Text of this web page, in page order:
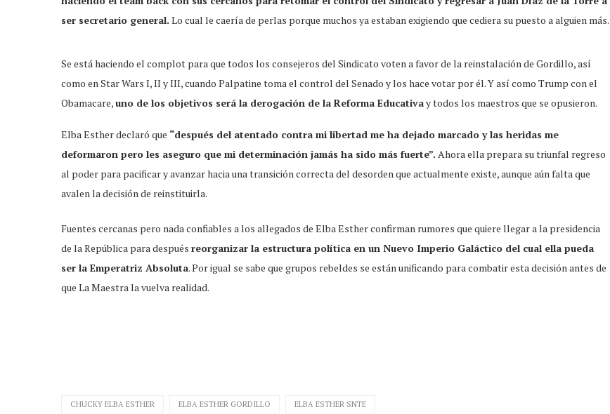
ser secretario general. Lo cual le caería de perlas porque muchos ya estaban exigiendo que cediera su puesto a alguien más.
Se está haciendo el complot para que todos los consejeros del Sindicato voten a favor de la reinstalación de Gordillo, así
como en Star Wars I, II y III, cuando Palpatine toma el control del Senado y los hace votar por él. Y así como Trump con el
Obamacare,uno de los objetivos será la derogación de la Reforma Educativay todos los maestros que se opusieron.
Elba Esther declaró que “después del atentado contra mi libertad me ha dejado marcado y las heridas me
deformaron pero les aseguro que mi determinación jamás ha sido más fuerte”. Ahora ella prepara su triunfal regreso
al poder para pacificar y avanzar hacia una transición correcta del desorden que actualmente existe, aunque aún falta que
avalen la decisión de reinstituirla.
Fuentes cercanas pero nada confiables a los allegados de Elba Esther confirman rumores que quiere llegar a la presidencia
de la República para después reorganizar la estructura política en un Nuevo Imperio Galáctico del cual ella pueda
ser la Emperatriz Absoluta. Por igual se sabe que grupos rebeldes se están unificando para combatir esta decisión antes de
que La Maestra la vuelva realidad.
CHUCKY ELBA ESTHER ELBA ESTHER GORDILLO ELBA ESTHER SNTE